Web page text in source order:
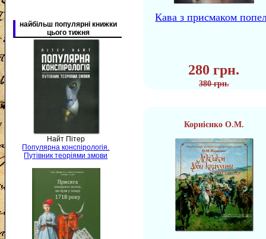
найбільш популярні книжки
цього тижня
Найт Пітер
Популярна конспірологія.
Путівник теоріями змови
Кава з присмаком
280 грн.
380 грн.
Корнієнко О.М.